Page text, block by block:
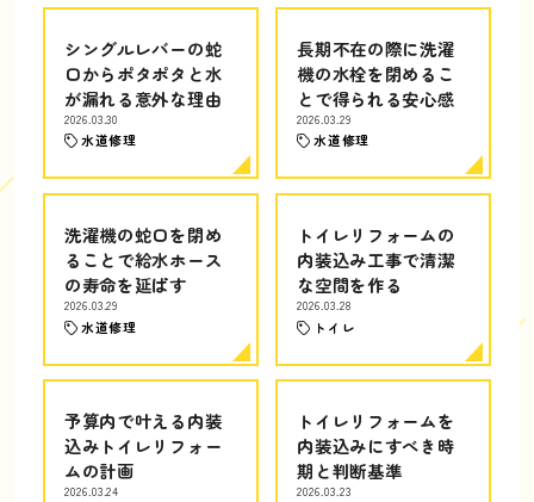
シングルレバーの蛇
口からポタポタと水
が漏れる意外な理由
2026.03.30
水道修理
長期不在の際に洗濯
機の水栓を閉めるこ
とで得られる安心感
2026.03.29
水道修理
洗濯機の蛇口を閉め
ることで給水ホース
の寿命を延ばす
2026.03.29
水道修理
トイレリフォームの
内装込み工事で清潔
な空間を作る
2026.03.28
トイレ
予算内で叶える内装
込みトイレリフォー
ムの計画
2026.03.24
トイレリフォームを
内装込みにすべき時
期と判断基準
2026.03.23